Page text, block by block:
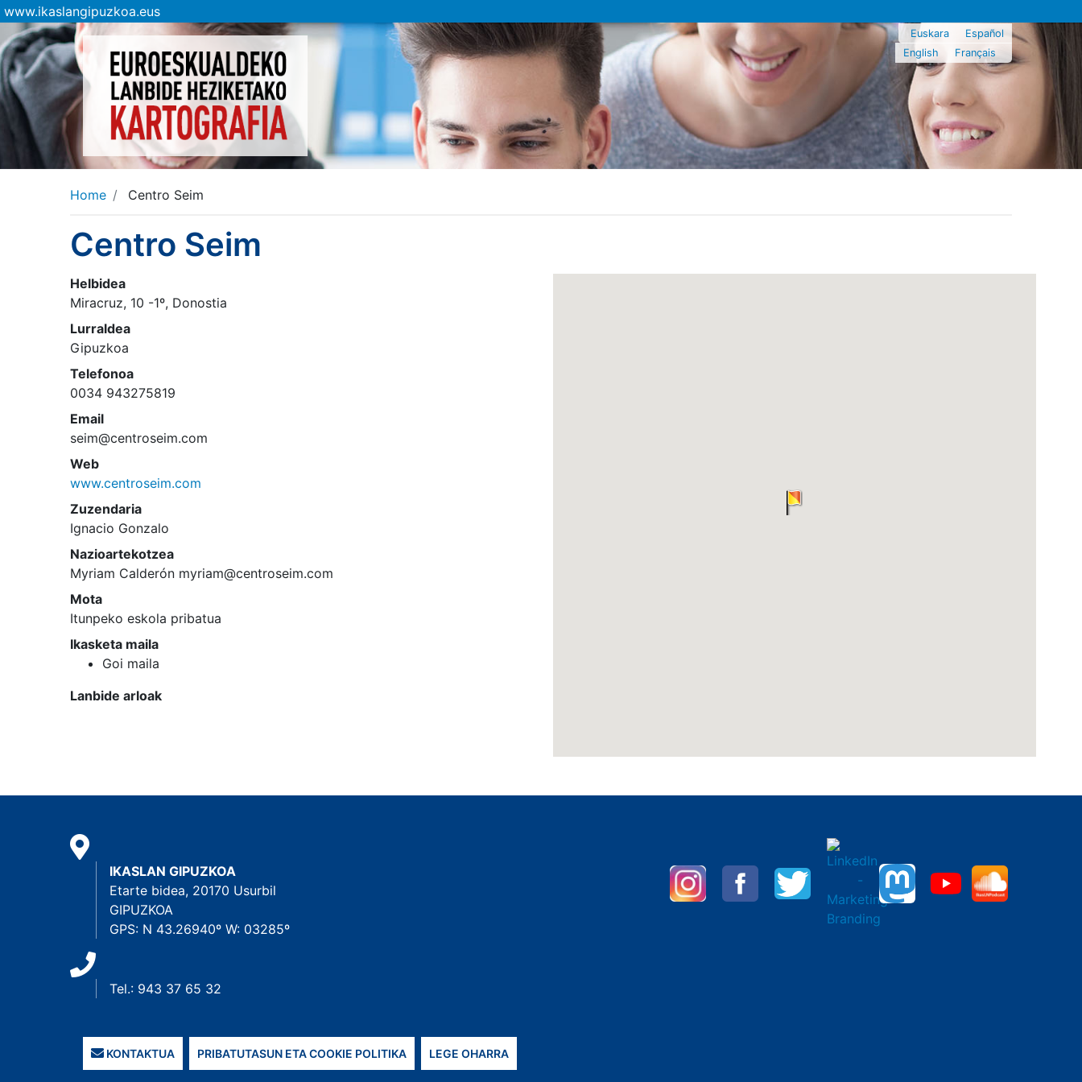
www.ikaslangipuzkoa.eus
Euskara
Español
English
Français
Home Centro Seim
Centro Seim
Helbidea
Miracruz, 10 -1º, Donostia
Lurraldea
Gipuzkoa
Telefonoa
0034 943275819
Email
seim@centroseim.com
Web
www.centroseim.com
Zuzendaria
Ignacio Gonzalo
Nazioartekotzea
Myriam Calderón myriam@centroseim.com
Mota
Itunpeko eskola pribatua
Ikasketa maila
Goi maila
Lanbide arloak
IKASLAN GIPUZKOA
Etarte bidea, 20170 Usurbil
GIPUZKOA
GPS: N 43.26940º W: 03285º
Tel.: 943 37 65 32
KONTAKTUA PRIBATUTASUN ETA COOKIE POLITIKA LEGE OHARRA